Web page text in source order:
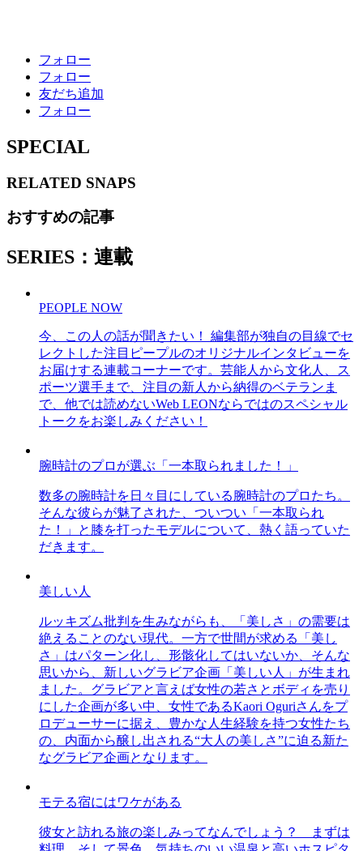
フォロー
フォロー
友だち追加
フォロー
SPECIAL
RELATED SNAPS
おすすめの記事
SERIES：連載
PEOPLE NOW
今、この人の話が聞きたい！ 編集部が独自の目線でセ
レクトした注目ピープルのオリジナルインタビューを
お届けする連載コーナーです。芸能人から文化人、ス
ポーツ選手まで、注目の新人から納得のベテランま
で、他では読めないWeb LEONならではのスペシャル
トークをお楽しみください！
腕時計のプロが選ぶ「一本取られました！」
数多の腕時計を日々目にしている腕時計のプロたち。
そんな彼らが魅了された、ついつい「一本取られ
た！」と膝を打ったモデルについて、熱く語っていた
だきます。
美しい人
ルッキズム批判を生みながらも、「美しさ」の需要は
絶えることのない現代。一方で世間が求める「美し
さ」はパターン化し、形骸化してはいないか、そんな
思いから、新しいグラビア企画「美しい人」が生まれ
ました。グラビアと言えば女性の若さとボディを売り
にした企画が多い中、女性であるKaori Oguriさんをプ
ロデューサーに据え、豊かな人生経験を持つ女性たち
の、内面から醸し出される“大人の美しさ”に迫る新た
なグラビア企画となります。
モテる宿にはワケがある
彼女と訪れる旅の楽しみってなんでしょう？ まずは